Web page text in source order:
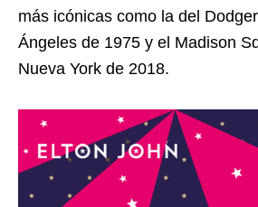
más icónicas como la del
Ángeles de 1975 y el Madison
Nueva York de 2018.